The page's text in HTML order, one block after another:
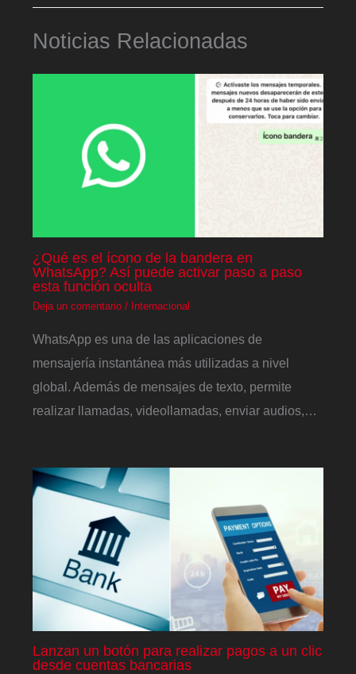
Noticias Relacionadas
¿Qué es el ícono de la bandera en
WhatsApp? Así puede activar paso a paso
esta función oculta
Deja un comentario / Internacional
WhatsApp es una de las aplicaciones de
mensajería instantánea más utilizadas a nivel
global. Además de mensajes de texto, permite
realizar llamadas, videollamadas, enviar audios,…
Lanzan un botón para realizar pagos a un clic
desde cuentas bancarias